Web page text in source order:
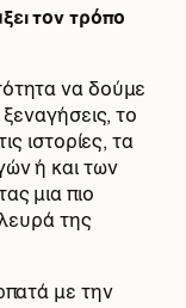
τον τρόπο
να δούμε
το
ιστορίες, τα
ή και των
μια πιο
της
με την